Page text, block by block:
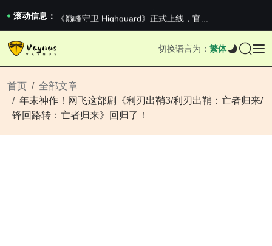
滚动信息：
《巅峰守卫 Highguard》正式上线，官...
iPhone 16e 发布，苹果你不要太离谱
2026澳网男单收官：全满贯对上全满亚，德约...
切换语言为： 繁体
首页
全部文章
年末神作！网飞这部剧《利刃出鞘3/利刃出鞘：亡者归来/
锋回路转：亡者归来》回归了！